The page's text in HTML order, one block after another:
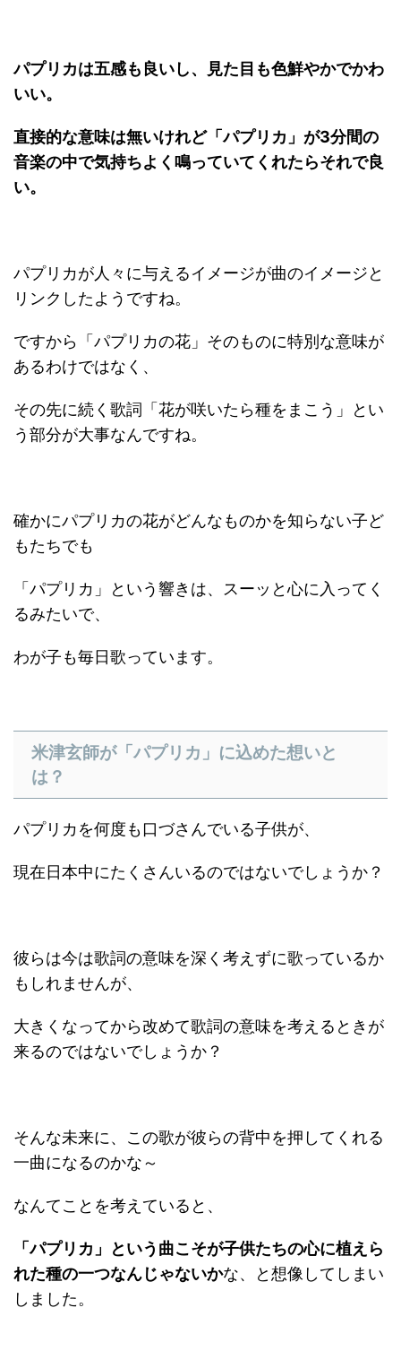
パプリカは五感も良いし、見た目も色鮮やかでかわ
いい。
直接的な意味は無いけれど「パプリカ」が3分間の
音楽の中で気持ちよく鳴っていてくれたらそれで良
い。
パプリカが人々に与えるイメージが曲のイメージと
リンクしたようですね。
ですから「パプリカの花」そのものに特別な意味が
あるわけではなく、
その先に続く歌詞「花が咲いたら種をまこう」とい
う部分が大事なんですね。
確かにパプリカの花がどんなものかを知らない子ど
もたちでも
「パプリカ」という響きは、スーッと心に入ってく
るみたいで、
わが子も毎日歌っています。
米津玄師が「パプリカ」に込めた想いと
は？
パプリカを何度も口づさんでいる子供が、
現在日本中にたくさんいるのではないでしょうか？
彼らは今は歌詞の意味を深く考えずに歌っているか
もしれませんが、
大きくなってから改めて歌詞の意味を考えるときが
来るのではないでしょうか？
そんな未来に、この歌が彼らの背中を押してくれる
一曲になるのかな～
なんてことを考えていると、
「パプリカ」という曲こそが子供たちの心に植えら
れた種の一つなんじゃないかな、と想像してしまい
しました。